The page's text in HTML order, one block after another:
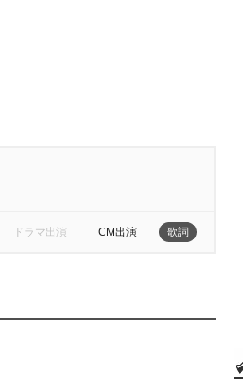
ドラマ出演 CM出演 歌詞